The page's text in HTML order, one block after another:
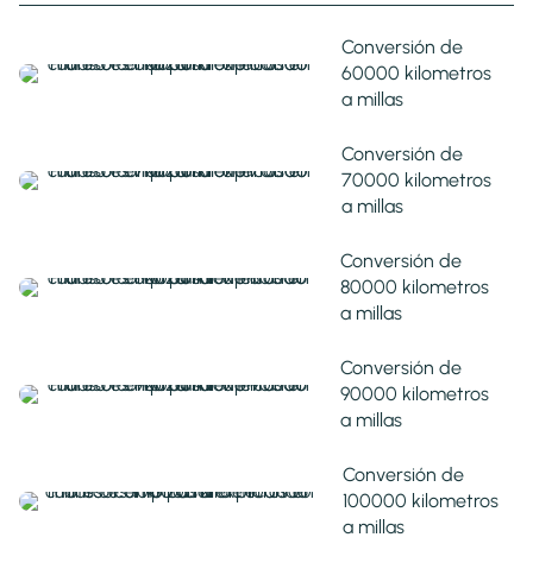
Conversión de
60000 kilometros
a millas
Conversión de
70000 kilometros
a millas
Conversión de
80000 kilometros
a millas
Conversión de
90000 kilometros
a millas
Conversión de
100000 kilometros
a millas